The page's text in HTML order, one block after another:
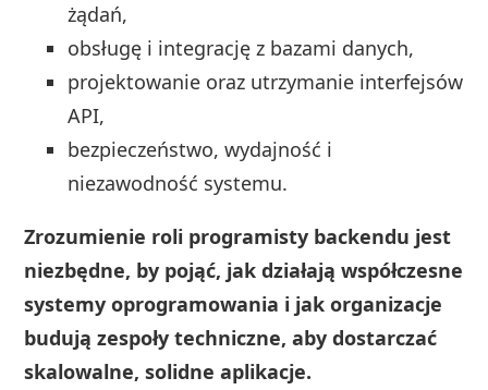
żądań,
obsługę i integrację z bazami danych,
projektowanie oraz utrzymanie interfejsów
API,
bezpieczeństwo, wydajność i
niezawodność systemu.
Zrozumienie roli programisty backendu jest
niezbędne, by pojąć, jak działają współczesne
systemy oprogramowania i jak organizacje
budują zespoły techniczne, aby dostarczać
skalowalne, solidne aplikacje.